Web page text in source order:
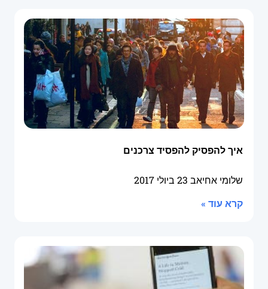
איך להפסיק להפסיד צרכנים
שלומי אחיאב 23 ביולי 2017
קרא עוד »